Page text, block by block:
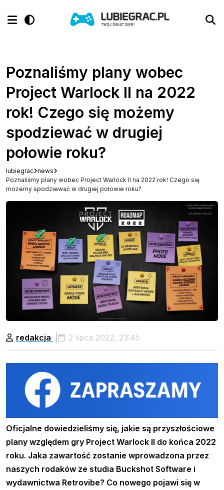
Poznaliśmy plany wobec
Project Warlock II na 2022
rok! Czego się możemy
spodziewać w drugiej
połowie roku?
lubiegrac news
Poznaliśmy plany wobec Project Warlock II na 2022 rok! Czego się
możemy spodziewać w drugiej połowie roku?
redakcja 2 lipca 2022, 23:45
Oficjalne dowiedzieliśmy się, jakie są przyszłościowe
plany względem gry Project Warlock II do końca 2022
roku. Jaka zawartość zostanie wprowadzona przez
naszych rodaków ze studia Buckshot Software i
wydawnictwa Retrovibe? Co nowego pojawi się w